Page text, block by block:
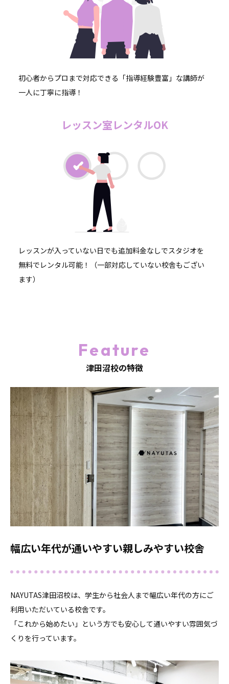
初心者からプロまで対応できる「指導経験豊富」な講師が
一人に丁寧に指導！
レッスン室レンタルOK
レッスンが入っていない日でも追加料金なしでスタジオを
無料でレンタル可能！（一部対応していない校舎もござい
ます）
Feature
津田沼校の特徴
幅広い年代が通いやすい親しみやすい校舎
NAYUTAS津田沼校は、学生から社会人まで幅広い年代の方にご
利用いただいている校舎です。
「これから始めたい」という方でも安心して通いやすい雰囲気づ
くりを行っています。